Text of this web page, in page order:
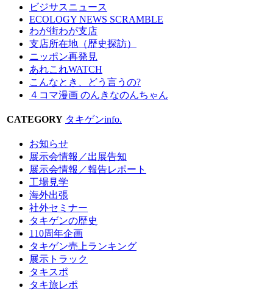
ビジサスニュース
ECOLOGY NEWS SCRAMBLE
わが街わが支店
支店所在地（歴史探訪）
ニッポン再発見
あれこれWATCH
こんなとき、どう言うの?
４コマ漫画 のんきなのんちゃん
CATEGORY タキゲンinfo.
お知らせ
展示会情報／出展告知
展示会情報／報告レポート
工場見学
海外出張
社外セミナー
タキゲンの歴史
110周年企画
タキゲン売上ランキング
展示トラック
タキスポ
タキ旅レポ